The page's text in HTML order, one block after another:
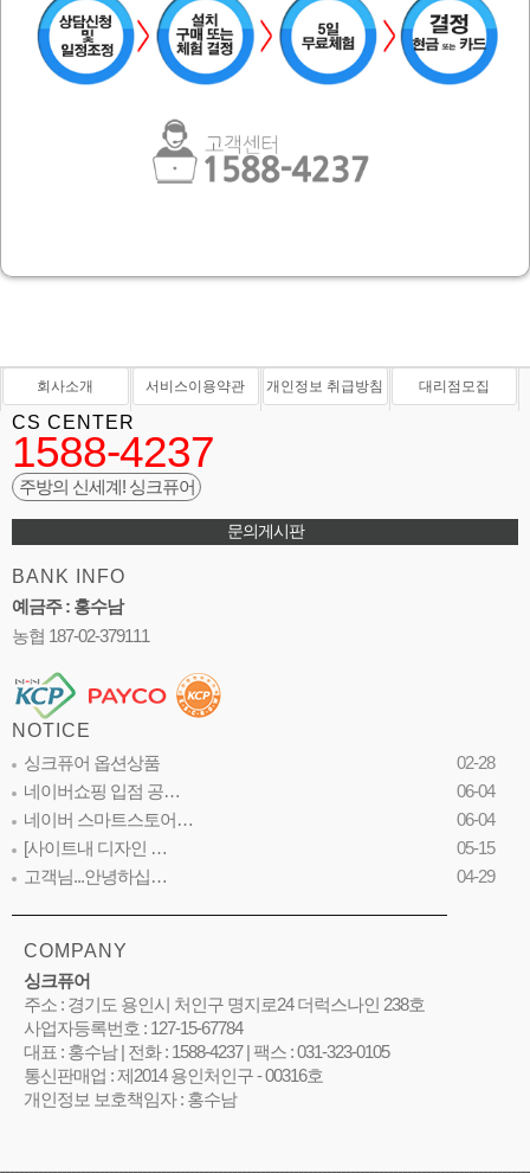
회사소개 서비스이용약관 개인정보 취급방침 대리점모집
CS CENTER
1588-4237
주방의 신세계! 싱크퓨어
문의게시판
BANK INFO
예금주 : 홍수남
농협 187-02-379111
NOTICE
싱크퓨어 옵션상품
02-28
네이버쇼핑 입점 공…
06-04
네이버 스마트스토어…
06-04
[사이트내 디자인 …
05-15
고객님...안녕하십…
04-29
COMPANY
싱크퓨어
주소 : 경기도 용인시 처인구 명지로24 더럭스나인 238호
사업자등록번호 : 127-15-67784
대표 : 홍수남 | 전화 : 1588-4237 | 팩스 : 031-323-0105
통신판매업 : 제2014 용인처인구 - 00316호
개인정보 보호책임자 : 홍수남